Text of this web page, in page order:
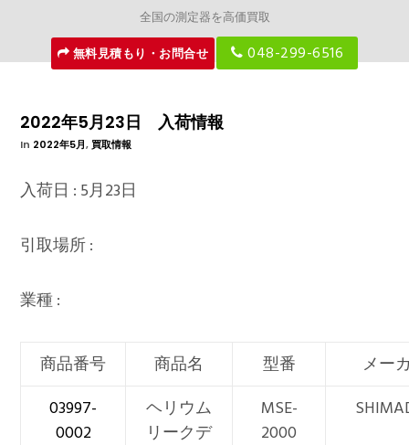
全国の測定器を高価買取
無料見積もり・お問合せ
048-299-6516
2022年5月23日 入荷情報
In 2022年5月,買取情報
入荷日 : 5月23日
引取場所 :
業種 :
商品番号 商品名 型番
メー
03997-
0002
ヘリウム
リークデ
MSE-
2000